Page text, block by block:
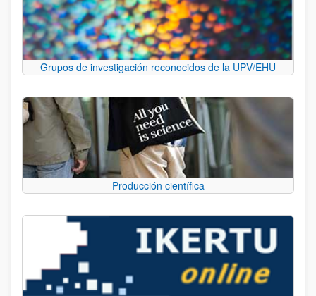
Grupos de investigación reconocidos de la UPV/EHU
Producción científica